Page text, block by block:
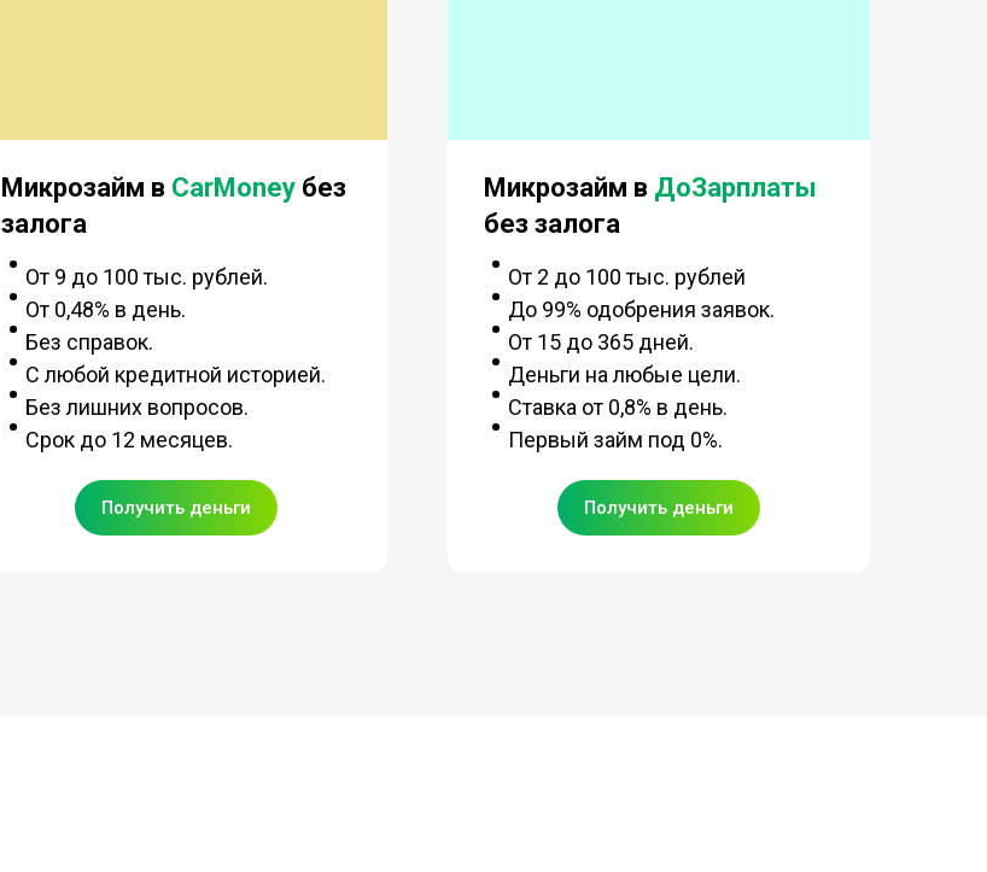
Микрозайм в CarMoneyбез
залога
От 9 до 100 тыс. рублей.
От 0,48% в день.
Без справок.
С любой кредитной историей.
Без лишних вопросов.
Срок до 12 месяцев.
Получить деньги
Микрозайм в ДоЗарплаты
без залога
От 2 до 100 тыс. рублей
До 99% одобрения заявок.
От 15 до 365 дней.
Деньги на любые цели.
Ставка от 0,8% в день.
Первый займ под 0%.
Получить деньги